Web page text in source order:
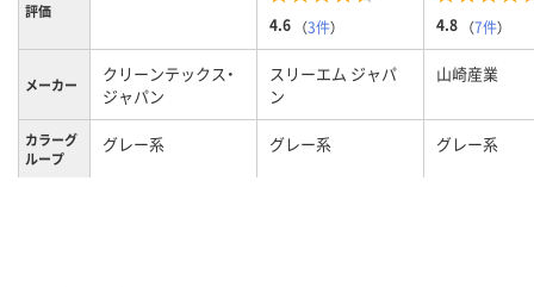
評価
4.6 （3件） 4.8 （7件）
メーカー
クリーンテックス・
ジャパン
スリーエム ジャパ
ン
山崎産業
カラーグ
ループ
グレー系 グレー系 グレー系